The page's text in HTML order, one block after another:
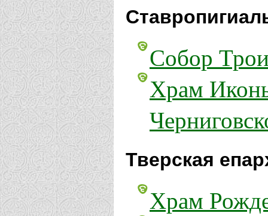
Собор
Храм
Тверская
Храм